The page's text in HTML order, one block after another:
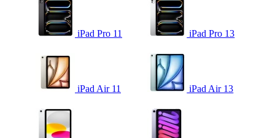
iPad Pro 11 iPad Pro 13
iPad Air 11 iPad Air 13